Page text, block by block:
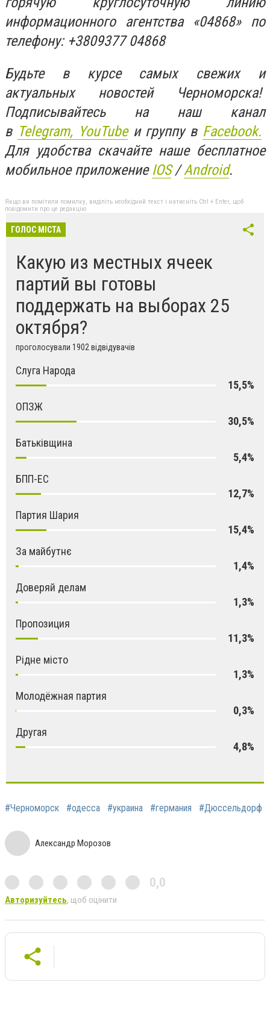
информационного агентства «04868» по
телефону: +3809377 04868
Будьте в курсе самых свежих и
актуальных новостей Черноморска!
Подписывайтесь на наш канал
в Telegram, YouTubeи группу в Facebook.
Для удобства скачайте наше бесплатное
мобильное приложение IOS/Android.
Якщо ви помітили помилку, виділіть необхідний текст і натисніть Ctrl + Enter, щоб
повідомити про це редакцію
ГОЛОС МІСТА
Какую из местных ячеек
партий вы готовы
поддержать на выборах 25
октября?
проголосували 1902 відвідувачів
Слуга Народа
15,5%
ОПЗЖ
30,5%
Батьківщина
5,4%
БПП-ЕС
12,7%
Партия Шария
15,4%
За майбутнє
1,4%
Доверяй делам
1,3%
Пропозиция
11,3%
Рідне місто
1,3%
Молодёжная партия
0,3%
Другая
4,8%
#Черноморск #одесса #украина #германия #Дюссельдорф
Александр Морозов
0,0
Авторизуйтесь, щоб оцінити